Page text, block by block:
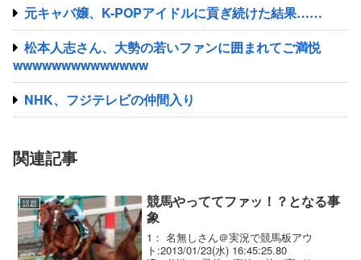
元キャバ嬢、K-POPアイドルに貢ぎ続けた結果……
松本人志さん、大勢の若いファンに囲まれてご満悦
wwwwwwwwwwwwww
NHK、フジテレビの仲間入り
関連記事
話題
競馬やっててファッ！？となる事
象
1： 名無しさん＠実況で競馬板アウ
ト:2013/01/23(水) 16:45:25.80